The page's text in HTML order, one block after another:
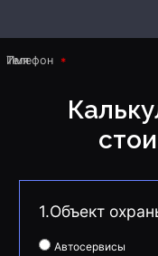
Калькулятор расчёта
1.Объект
Автосервисы
Имя
Телефон